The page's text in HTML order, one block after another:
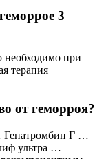
3
необходимо при
терапия
от геморроя?
Г …
ультра …